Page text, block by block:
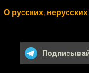
О русских,